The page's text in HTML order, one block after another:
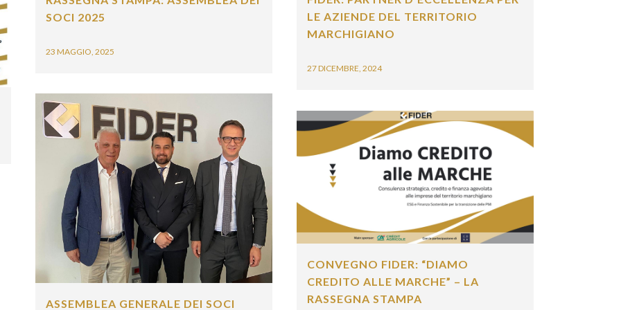
SOCI 2025
23 MAGGIO, 2025
LE AZIENDE DEL TERRITORIO
MARCHIGIANO
27 DICEMBRE, 2024
ASSEMBLEA GENERALE DEI SOCI
CONVEGNO FIDER: “DIAMO
CREDITO ALLE MARCHE” – LA
RASSEGNA STAMPA
professionale *
il trattamento dei miei dati personali *
del D.Lgs. 196/2003 e del Regolamento (UE) 2016/679 GDPR
sulla Privacy